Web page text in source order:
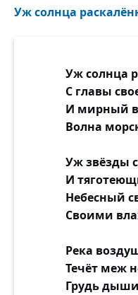
Уж солнца
Уж солнца
С главы
И мирный
Волна
Уж звёзды
И
Небесный
Своими
Река
Течёт меж
Грудь